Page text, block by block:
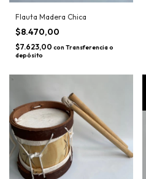
Flauta Madera Chica
$8.470,00
$7.623,00 con Transferencia o
depósito